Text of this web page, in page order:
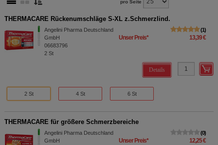
pro Seite
THERMACARE Rückenumschläge S-XL z.Schmerzlind.
Angelini Pharma Deutschland
GmbH
06683796
2 St
1
Unser Preis* 13,39 €
Details
2 St 4 St 6 St
THERMACARE für größere Schmerzbereiche
Angelini Pharma Deutschland
GmbH
0
Unser Preis* 12,25 €